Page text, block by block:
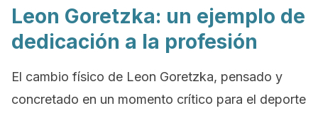
Leon Goretzka: un ejemplo de
dedicación a la profesión
El cambio físico de Leon Goretzka, pensado y
concretado en un momento crítico para el deporte